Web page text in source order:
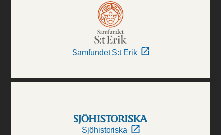
Samfundet S:t Erik
Sjöhistoriska